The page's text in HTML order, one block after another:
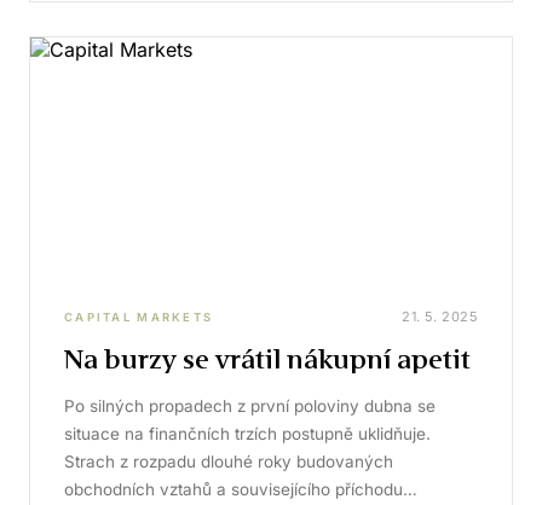
CAPITAL MARKETS 21. 5. 2025
Na burzy se vrátil nákupní apetit
Po silných propadech z první poloviny dubna se
situace na finančních trzích postupně uklidňuje.
Strach z rozpadu dlouhé roky budovaných
obchodních vztahů a souvisejícího příchodu…